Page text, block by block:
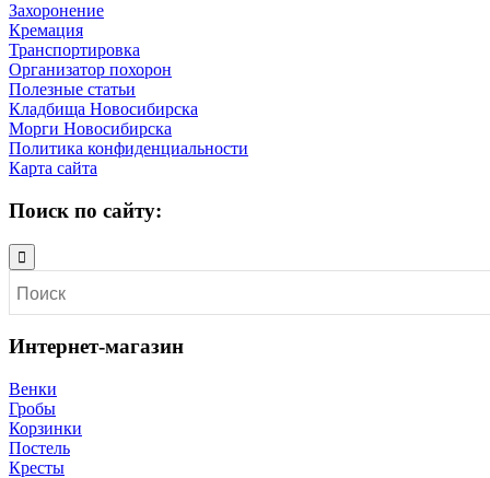
Захоронение
Кремация
Транспортировка
Организатор похорон
Полезные статьи
Кладбища Новосибирска
Морги Новосибирска
Политика конфиденциальности
Карта сайта
Поиск по сайту:
Интернет-магазин
Венки
Гробы
Корзинки
Постель
Кресты